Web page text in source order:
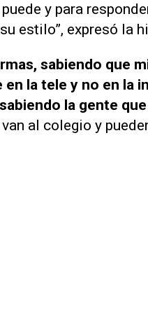
y para
estilo”, expresó la
sabiendo que
la tele y no en la
la gente
al colegio y